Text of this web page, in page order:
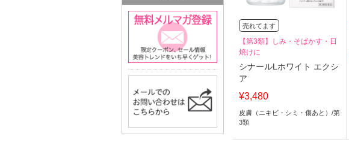
売れてます
【第3類】しみ・そばかす・日
焼けに
シナールLホワイト エクシ
ア
¥3,480
皮膚（ニキビ・シミ・傷あと） /第
3類